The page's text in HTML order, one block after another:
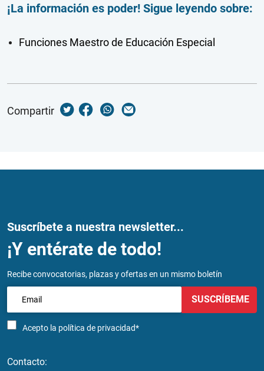
¡La información es poder! Sigue leyendo sobre:
Funciones Maestro de Educación Especial
Compartir
Suscríbete a nuestra newsletter...
¡Y entérate de todo!
Recibe convocatorias, plazas y ofertas en un mismo boletín
Acepto la política de privacidad*
SUSCRÍBEME
Contacto: